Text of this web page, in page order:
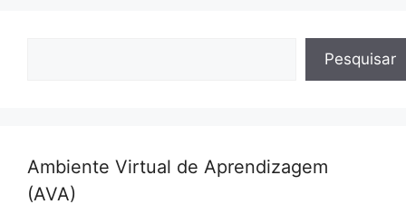
Pesquisar
Ambiente Virtual de Aprendizagem
(AVA)